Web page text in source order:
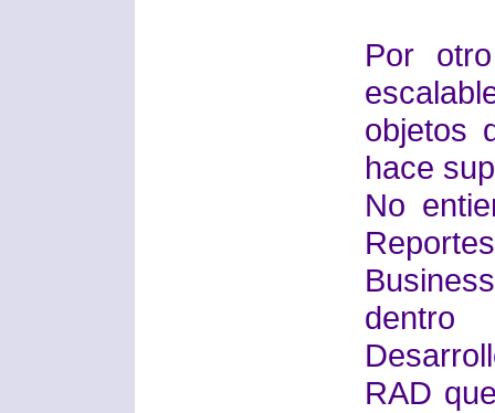
Por
objetos
hace
No
dentro
RAD